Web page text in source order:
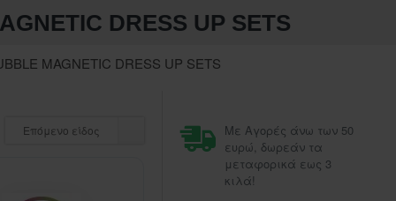
MAGNETIC DRESS UP SETS
DRESS UP SETS
Επόμενο είδος
Με Αγορές άνω των 50
ευρώ, δωρεάν τα
μεταφορικά εως 3
κιλά!